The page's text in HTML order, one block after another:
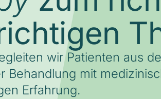
wir Patienten aus
Behandlung mit
Erfahrung.